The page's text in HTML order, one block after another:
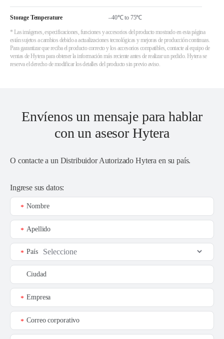
Storage Temperature –40℃ to 75℃
* Las imágenes, especificaciones, funciones y accesorios del producto mostrado en esta página
están sujetos a cambios debido a actualizaciones tecnológicas y mejoras de producción continuas.
Para garantizar que reciba el producto correcto y los accesorios compatibles, contacte al equipo de
ventas de Hytera para obtener la información más reciente antes de realizar un pedido. Hytera se
reserva el derecho de modificar los detalles del producto sin previo aviso.
Envíenos un mensaje para hablar
con un asesor Hytera
O contacte a un Distribuidor Autorizado Hytera en su país.
Ingrese sus datos:
Nombre
*
Apellido
*
País
*
Ciudad
Empresa
*
Correo corporativo
*